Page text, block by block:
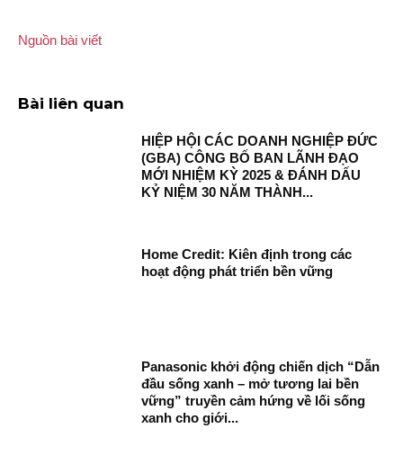
Nguồn bài viết
Bài liên quan
HIỆP HỘI CÁC DOANH NGHIỆP ĐỨC
(GBA) CÔNG BỐ BAN LÃNH ĐẠO
MỚI NHIỆM KỲ 2025 & ĐÁNH DẤU
KỶ NIỆM 30 NĂM THÀNH...
Home Credit: Kiên định trong các
hoạt động phát triển bền vững
Panasonic khởi động chiến dịch “Dẫn
đầu sống xanh – mở tương lai bền
vững” truyền cảm hứng về lối sống
xanh cho giới...